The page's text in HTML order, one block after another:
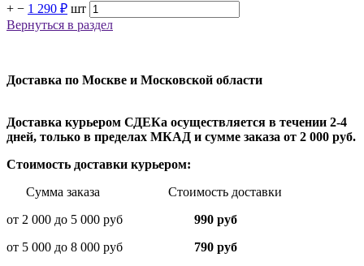
+ − 1 290 ₽ шт
Вернуться в раздел
Доставка по Москве и Московской области
Доставка курьером СДЕКа осуществляется в течении 2-4
дней, только в пределах МКАД и сумме заказа от 2 000 руб.
Стоимость доставки курьером:
Сумма заказа Стоимость доставки
от 2 000 до 5 000 руб
990 руб
от 5 000 до 8 000 руб 790 руб